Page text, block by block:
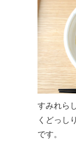
すみれら
くどっし
です。